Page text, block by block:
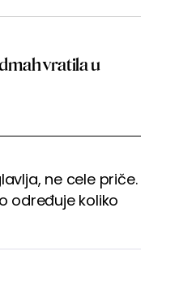
vratila u
ne cele priče.
određuje koliko